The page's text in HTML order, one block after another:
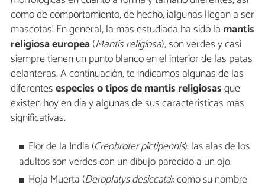
como de comportamiento, de hecho, ¡algunas llegan a ser
mascotas! En general, la más estudiada ha sido la mantis
religiosa europea(Mantis religiosa), son verdes y casi
siempre tienen un punto blanco en el interior de las patas
delanteras. A continuación, te indicamos algunas de las
diferentesespecies o tipos de mantis religiosasque
existen hoy en día y algunas de sus características más
significativas.
Flor de la India (Creobroter pictipennis): las alas de los
adultos son verdes con un dibujo parecido a un ojo.
Hoja Muerta (Deroplatys desiccata): como su nombre